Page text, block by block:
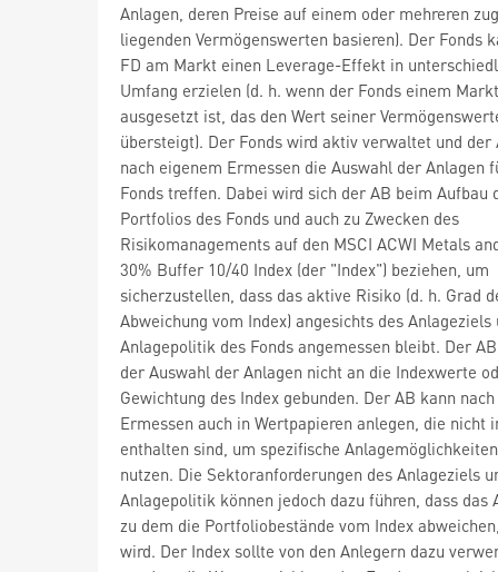
Anlagen, deren Preise auf einem oder mehreren
liegenden Vermögenswerten basieren). Der Fonds
FD am Markt einen Leverage-Effekt in
Umfang erzielen (d. h. wenn der Fonds einem
ausgesetzt ist, das den Wert seiner
übersteigt). Der Fonds wird aktiv verwaltet und der
nach eigenem Ermessen die Auswahl der Anlagen
Fonds treffen. Dabei wird sich der AB beim Aufbau
Portfolios des Fonds und auch zu Zwecken des
Risikomanagements auf den MSCI ACWI Metals
30% Buffer 10/40 Index (der "Index") beziehen, um
sicherzustellen, dass das aktive Risiko (d. h. Grad
Abweichung vom Index) angesichts des Anlageziels
Anlagepolitik des Fonds angemessen bleibt. Der
der Auswahl der Anlagen nicht an die Indexwerte
Gewichtung des Index gebunden. Der AB kann
Ermessen auch in Wertpapieren anlegen, die nicht
enthalten sind, um spezifische
nutzen. Die Sektoranforderungen des Anlageziels
Anlagepolitik können jedoch dazu führen, dass das
zu dem die Portfoliobestände vom Index
wird. Der Index sollte von den Anlegern dazu